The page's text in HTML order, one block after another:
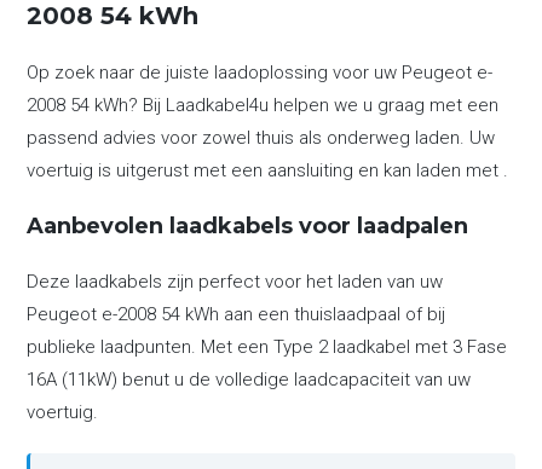
2008 54 kWh
Op zoek naar de juiste laadoplossing voor uw Peugeot e-
2008 54 kWh? Bij Laadkabel4u helpen we u graag met een
passend advies voor zowel thuis als onderweg laden. Uw
voertuig is uitgerust met een aansluiting en kan laden met .
Aanbevolen laadkabels voor laadpalen
Deze laadkabels zijn perfect voor het laden van uw
Peugeot e-2008 54 kWh aan een thuislaadpaal of bij
publieke laadpunten. Met een Type 2 laadkabel met 3 Fase
16A (11kW) benut u de volledige laadcapaciteit van uw
voertuig.